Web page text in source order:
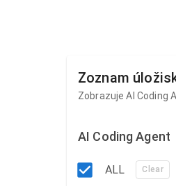
Zoznam
Zobrazuje AI ​​Coding
AI Coding Agent
ALL Clear